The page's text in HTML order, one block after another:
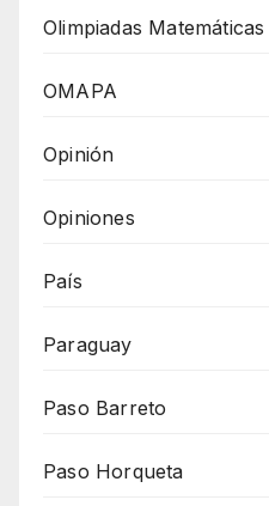
Olimpiadas Matemáticas
OMAPA
Opinión
Opiniones
País
Paraguay
Paso Barreto
Paso Horqueta